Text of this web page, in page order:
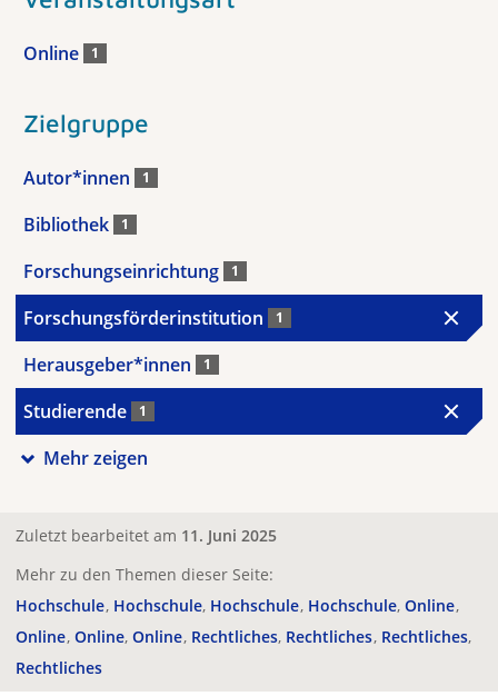
Online 1
Zielgruppe
Autor*innen 1
Bibliothek 1
Forschungseinrichtung 1
Forschungsförderinstitution 1
Herausgeber*innen 1
Studierende 1
Mehr zeigen
Zuletzt bearbeitet am 11. Juni 2025
Mehr zu den Themen dieser Seite:
Hochschule Hochschule Hochschule Hochschule Online
Online Online Online Rechtliches Rechtliches Rechtliches
Rechtliches